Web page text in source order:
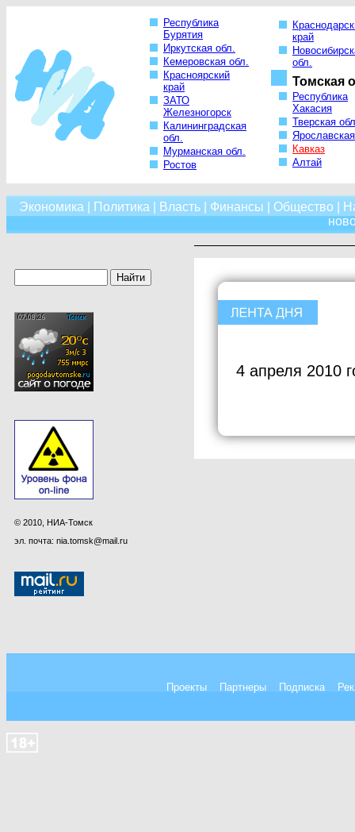
Республика
Бурятия
Иркутская обл.
Кемеровская обл.
Красноярский
край
ЗАТО
Железногорск
Калининградская
обл.
Мурманская обл.
Ростов
край
обл.
Томская
Республика
Хакасия
Тверская
Кавказ
Алтай
Экономика Политика Власть| Финансы Общество
© 2010, НИА-Томск
эл. почта: nia.tomsk@mail.ru
4 апреля 2010
Проекты Партнеры Подписка